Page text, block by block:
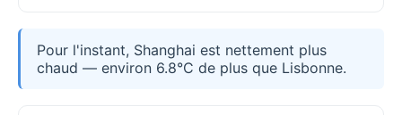
Pour l'instant, Shanghai est nettement plus
chaud — environ 6.8°C de plus que Lisbonne.